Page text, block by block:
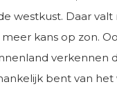
westkust. Daar
kans op zon.
verkennen
bent van